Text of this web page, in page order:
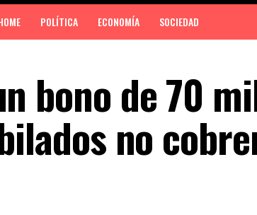
POLÍTICA ECONOMÍA SOCIEDAD
bono de 70
no